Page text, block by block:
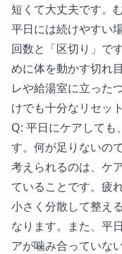
短くて大丈夫です。
平日には続けやすい
回数と「区切り」で
めに体を動かす切れ
レや給湯室に立った
けでも十分なリセッ
Q: 平日にケアしても
す。何が足りないの
考えられるのは、ケ
ていることです。疲
小さく分散して整え
なります。また、平
アが噛み合っていな